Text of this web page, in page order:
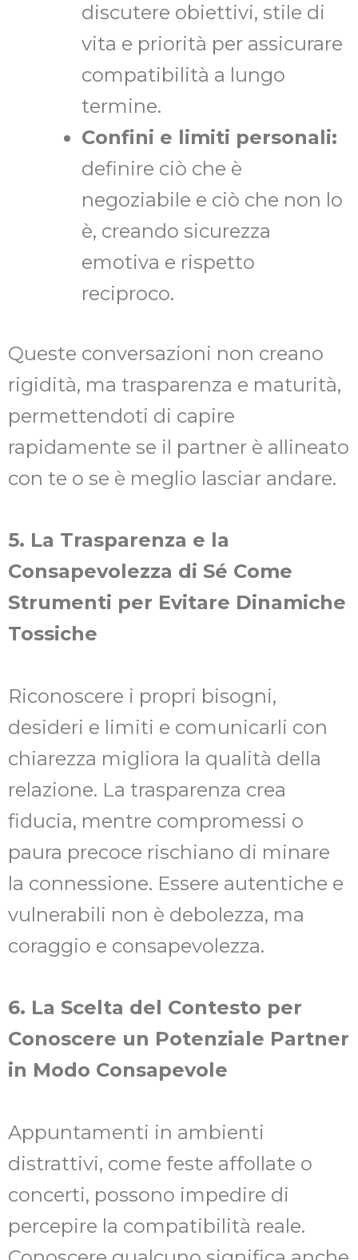
discutere obiettivi, stile di
vita e priorità per assicurare
compatibilità a lungo
termine.
Confini e limiti personali:
definire ciò che è
negoziabile e ciò che non lo
è, creando sicurezza
emotiva e rispetto
reciproco.
Queste conversazioni non creano
rigidità, ma trasparenza e maturità,
permettendoti di capire
rapidamente se il partner è allineato
con te o se è meglio lasciar andare.
5. La Trasparenza e la
Consapevolezza di Sé Come
Strumenti per Evitare Dinamiche
Tossiche
Riconoscere i propri bisogni,
desideri e limiti e comunicarli con
chiarezza migliora la qualità della
relazione. La trasparenza crea
fiducia, mentre compromessi o
paura precoce rischiano di minare
la connessione. Essere autentiche e
vulnerabili non è debolezza, ma
coraggio e consapevolezza.
6. La Scelta del Contesto per
Conoscere un Potenziale Partner
in Modo Consapevole
Appuntamenti in ambienti
distrattivi, come feste affollate o
concerti, possono impedire di
percepire la compatibilità reale.